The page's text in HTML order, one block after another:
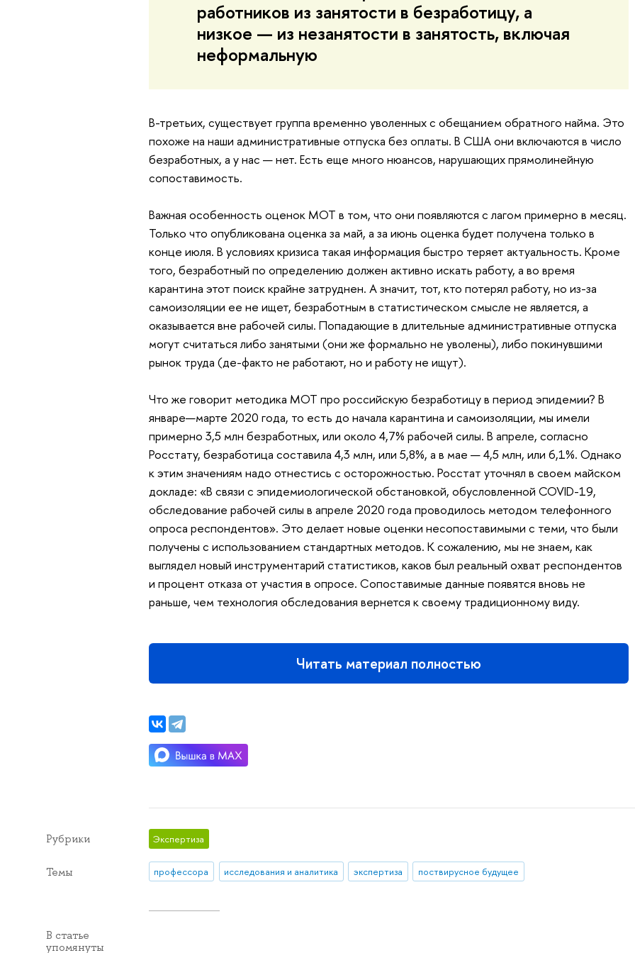
работников из занятости в безработицу, а
низкое — из незанятости в занятость, включая
неформальную
В-третьих, существует группа временно уволенных с обещанием обратного найма. Это
похоже на наши административные отпуска без оплаты. В США они включаются в число
безработных, а у нас — нет. Есть еще много нюансов, нарушающих прямолинейную
сопоставимость.
Важная особенность оценок МОТ в том, что они появляются с лагом примерно в месяц.
Только что опубликована оценка за май, а за июнь оценка будет получена только в
конце июля. В условиях кризиса такая информация быстро теряет актуальность. Кроме
того, безработный по определению должен активно искать работу, а во время
карантина этот поиск крайне затруднен. А значит, тот, кто потерял работу, но из-за
самоизоляции ее не ищет, безработным в статистическом смысле не является, а
оказывается вне рабочей силы. Попадающие в длительные административные отпуска
могут считаться либо занятыми (они же формально не уволены), либо покинувшими
рынок труда (де-факто не работают, но и работу не ищут).
Что же говорит методика МОТ про российскую безработицу в период эпидемии? В
январе—марте 2020 года, то есть до начала карантина и самоизоляции, мы имели
примерно 3,5 млн безработных, или около 4,7% рабочей силы. В апреле, согласно
Росстату, безработица составила 4,3 млн, или 5,8%, а в мае — 4,5 млн, или 6,1%. Однако
к этим значениям надо отнестись с осторожностью. Росстат уточнял в своем майском
докладе: «В связи с эпидемиологической обстановкой, обусловленной COVID-19,
обследование рабочей силы в апреле 2020 года проводилось методом телефонного
опроса респондентов». Это делает новые оценки несопоставимыми с теми, что были
получены с использованием стандартных методов. К сожалению, мы не знаем, как
выглядел новый инструментарий статистиков, каков был реальный охват респондентов
и процент отказа от участия в опросе. Сопоставимые данные появятся вновь не
раньше, чем технология обследования вернется к своему традиционному виду.
Читать материал полностью
Рубрики Экспертиза
Темы профессора исследования и аналитика экспертиза поствирусное будущее
В статье
упомянуты